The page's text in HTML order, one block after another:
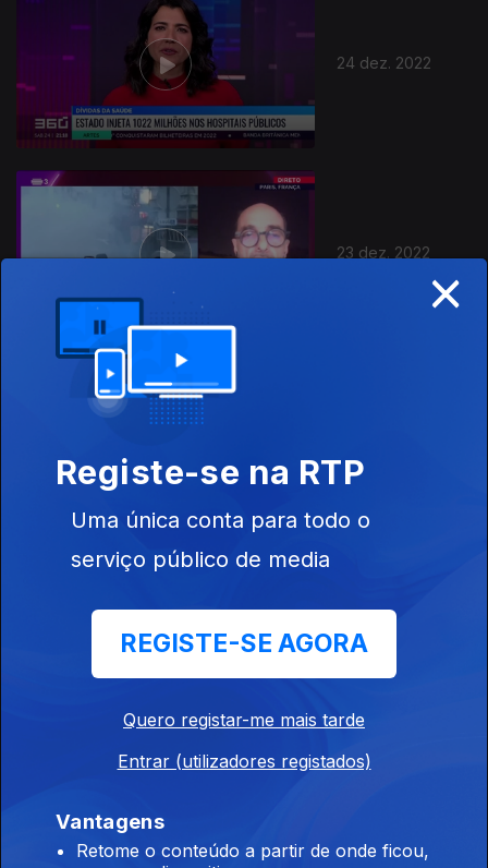
24 dez. 2022
23 dez. 2022
21 dez. 2022
×
Registe-se na RTP
Uma única conta para todo o
serviço público de media
REGISTE-SE AGORA
Quero registar-me mais tarde
Entrar (utilizadores registados)
Vantagens
Retome o conteúdo a partir de onde ficou,